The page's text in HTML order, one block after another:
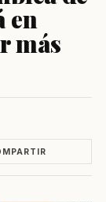
en
más